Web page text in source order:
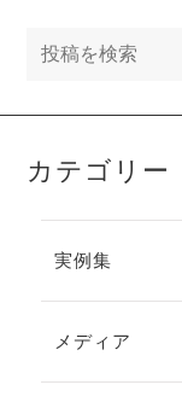
カテゴリー
実例集
メディア